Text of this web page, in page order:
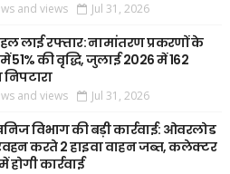
and views Jul 31, 2026
लाई रफ्तार: नामांतरण प्रकरणों के
51% की वृद्धि, जुलाई 2026 में 162
and views Jul 31, 2026
विभाग की बड़ी कार्रवाई: ओवरलोड
करते 2 हाइवा वाहन जब्त, कलेक्टर
कार्रवाई